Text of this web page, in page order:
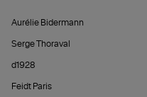
Aurélie Bidermann
Serge Thoraval
d1928
Feidt Paris